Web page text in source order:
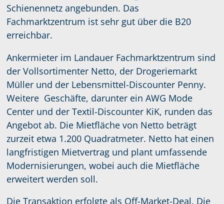
Schienennetz angebunden. Das
Fachmarktzentrum ist sehr gut über die B20
erreichbar.
Ankermieter im Landauer Fachmarktzentrum sind
der Vollsortimenter Netto, der Drogeriemarkt
Müller und der Lebensmittel-Discounter Penny.
Weitere Geschäfte, darunter ein AWG Mode
Center und der Textil-Discounter KiK, runden das
Angebot ab. Die Mietfläche von Netto beträgt
zurzeit etwa 1.200 Quadratmeter. Netto hat einen
langfristigen Mietvertrag und plant umfassende
Modernisierungen, wobei auch die Mietfläche
erweitert werden soll.
Die Transaktion erfolgte als Off-Market-Deal. Die